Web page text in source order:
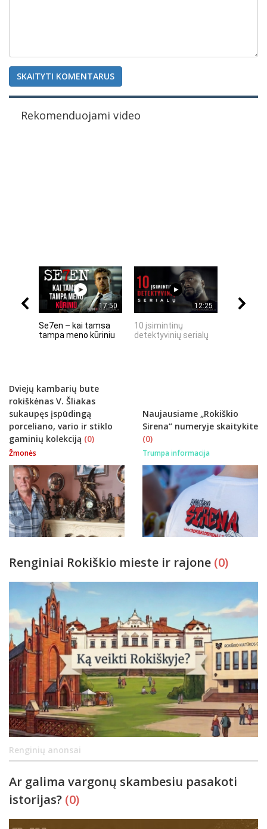
SKAITYTI KOMENTARUS
Rekomenduojami video
17:50
Se7en – kai tamsa
tampa meno kūriniu
12:25
10 įsimintinų
detektyvinių serialų
Dviejų kambarių bute
rokiškėnas V. Šliakas
sukaupęs įspūdingą
porceliano, vario ir stiklo
gaminių kolekciją (0)
Žmonės
Naujausiame „Rokiškio
Sirena“ numeryje skaitykite
(0)
Trumpa informacija
Renginiai Rokiškio mieste ir rajone (0)
Renginių anonsai
Ar galima vargonų skambesiu pasakoti
istorijas? (0)